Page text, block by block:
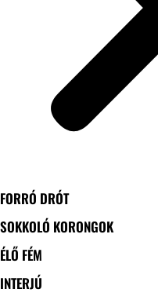
FORRÓ DRÓT
SOKKOLÓ KORONGOK
ÉLŐ FÉM
INTERJÚ